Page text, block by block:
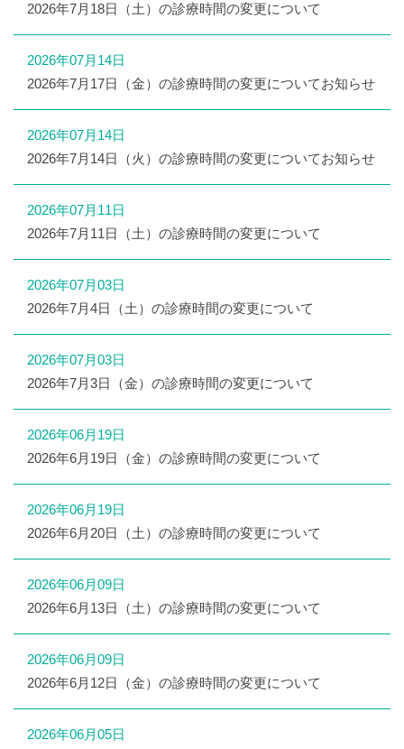
2026年7月18日（土）の診療時間の変更について
2026年07月14日
2026年7月17日（金）の診療時間の変更についてお知らせ
2026年07月14日
2026年7月14日（火）の診療時間の変更についてお知らせ
2026年07月11日
2026年7月11日（土）の診療時間の変更について
2026年07月03日
2026年7月4日（土）の診療時間の変更について
2026年07月03日
2026年7月3日（金）の診療時間の変更について
2026年06月19日
2026年6月19日（金）の診療時間の変更について
2026年06月19日
2026年6月20日（土）の診療時間の変更について
2026年06月09日
2026年6月13日（土）の診療時間の変更について
2026年06月09日
2026年6月12日（金）の診療時間の変更について
2026年06月05日